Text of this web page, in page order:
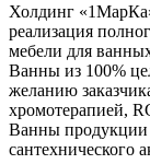
Холдинг
реализация
мебели для
Ванны из 100%
желанию
хромотерапией,
Ванны продукции
сантехнического